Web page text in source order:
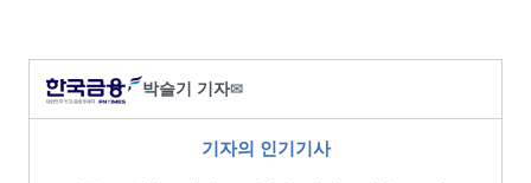
박슬기 기자✉
기자의 인기기사